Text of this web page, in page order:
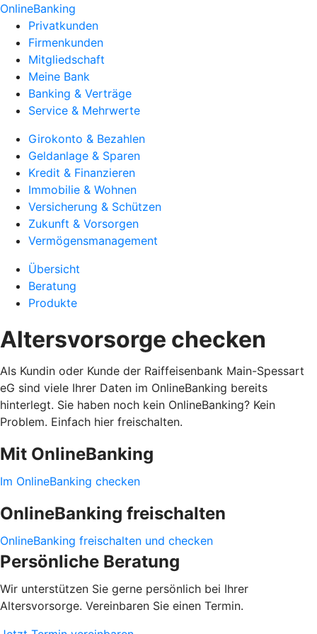
OnlineBanking
Privatkunden
Firmenkunden
Mitgliedschaft
Meine Bank
Banking & Verträge
Service & Mehrwerte
Girokonto & Bezahlen
Geldanlage & Sparen
Kredit & Finanzieren
Immobilie & Wohnen
Versicherung & Schützen
Zukunft & Vorsorgen
Vermögensmanagement
Übersicht
Beratung
Produkte
Altersvorsorge checken
Als Kundin oder Kunde der Raiffeisenbank Main-Spessart
eG sind viele Ihrer Daten im OnlineBanking bereits
hinterlegt. Sie haben noch kein OnlineBanking? Kein
Problem. Einfach hier freischalten.
Mit OnlineBanking
Im OnlineBanking checken
OnlineBanking freischalten
OnlineBanking freischalten und checken
Persönliche Beratung
Wir unterstützen Sie gerne persönlich bei Ihrer
Altersvorsorge. Vereinbaren Sie einen Termin.